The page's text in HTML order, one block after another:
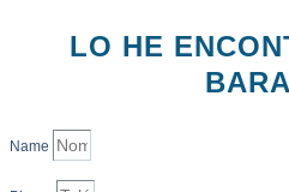
LO HE
Name